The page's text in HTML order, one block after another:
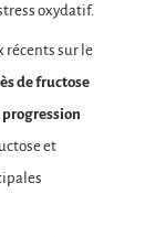
oxydatif.
récents sur le
de fructose
et